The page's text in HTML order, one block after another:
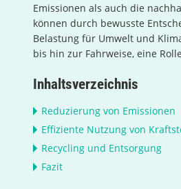
Emissionen als auch die
können durch bewusste
Belastung für Umwelt und
bis hin zur Fahrweise, eine
Inhaltsverzeichnis
Reduzierung von Emissionen
Effiziente Nutzung von
Recycling und Entsorgung
Fazit